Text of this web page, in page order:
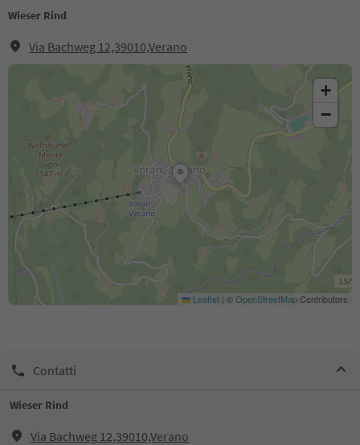
Wieser Rind
Via Bachweg 12,39010,Verano
+
−
Leaflet | ©OpenStreetMapContributors
Contatti
Wieser Rind
Via Bachweg 12,39010,Verano